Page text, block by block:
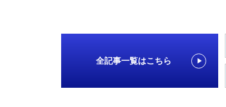
全記事一覧はこちら